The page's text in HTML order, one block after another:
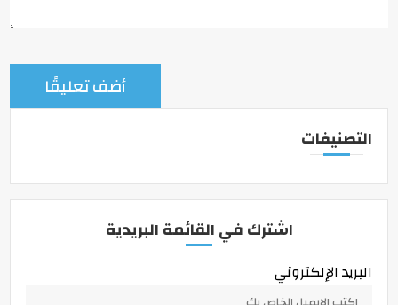
التصنيفات
اشترك في القائمة البريدية
البريد الإلكتروني